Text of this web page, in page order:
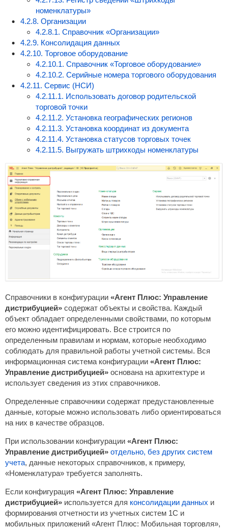
номенклатуры»
4.2.8. Организации
4.2.8.1. Справочник «Организации»
4.2.9. Консолидация данных
4.2.10. Торговое оборудование
4.2.10.1. Справочник «Торговое оборудование»
4.2.10.2. Серийные номера торгового оборудования
4.2.11. Сервис (НСИ)
4.2.11.1. Использовать договор родительской
торговой точки
4.2.11.2. Установка географических регионов
4.2.11.3. Установка координат из документа
4.2.11.4. Установка статусов торговых точек
4.2.11.5. Выгружать штрихкоды номенклатуры
Справочники в конфигурации «Агент Плюс: Управление
дистрибуцией»содержат объекты и свойства. Каждый
объект обладает определенными свойствами, по которым
его можно идентифицировать. Все строится по
определенным правилам и нормам, которые необходимо
соблюдать для правильной работы учетной системы. Вся
информационная система конфигурации «Агент Плюс:
Управление дистрибуцией»основана на архитектуре и
использует сведения из этих справочников.
Определенные справочники содержат предустановленные
данные, которые можно использовать либо ориентироваться
на них в качестве образцов.
При использовании конфигурации «Агент Плюс:
Управление дистрибуцией» отдельно, без других систем
учета, данные некоторых справочников, к примеру,
«Номенклатура» требуется заполнять.
Если конфигурация «Агент Плюс: Управление
дистрибуцией» используется для консолидации данных и
формирования отчетности из учетных систем 1С и
мобильных приложений «Агент Плюс: Мобильная торговля»,